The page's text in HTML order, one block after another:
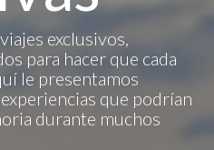
exclusivos,
para hacer que cada
le presentamos
que podrían
durante muchos